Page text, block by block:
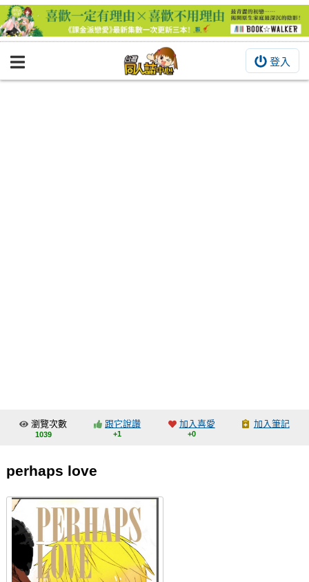
登入
BOOKY書集倉庫
交流中心
會員功能選單
會員中心
註冊會員
登入
瀏覽次數
1039
跟它說讚
+1
加入喜愛
+0
加入筆記
perhaps love